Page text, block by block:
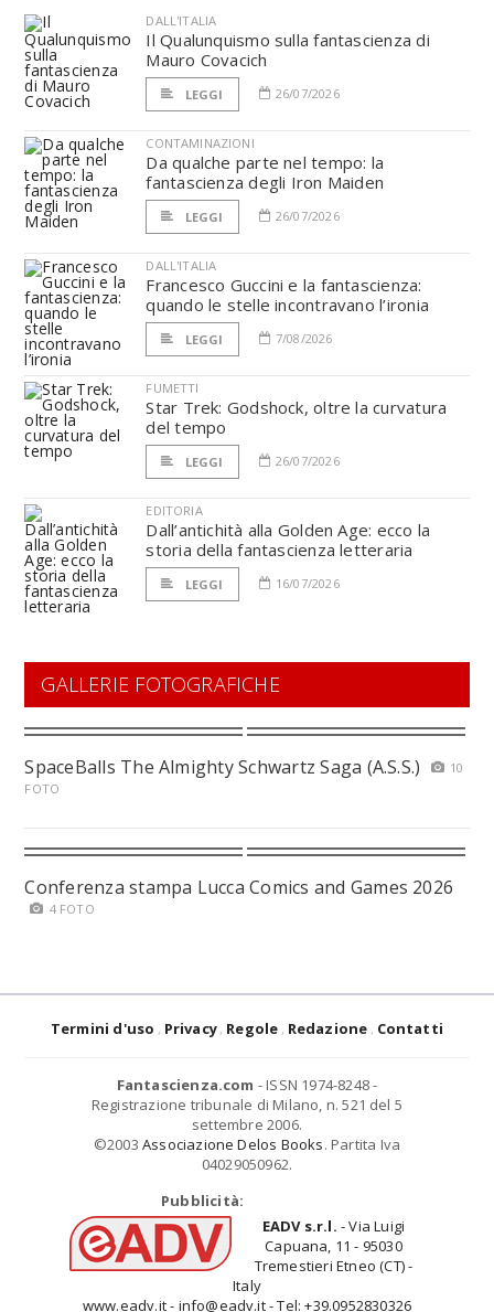
DALL'ITALIA
Il Qualunquismo sulla fantascienza di
Mauro Covacich
LEGGI 26/07/2026
CONTAMINAZIONI
Da qualche parte nel tempo: la
fantascienza degli Iron Maiden
LEGGI 26/07/2026
DALL'ITALIA
Francesco Guccini e la fantascienza:
quando le stelle incontravano l’ironia
LEGGI 7/08/2026
FUMETTI
Star Trek: Godshock, oltre la curvatura
del tempo
LEGGI 26/07/2026
EDITORIA
Dall’antichità alla Golden Age: ecco la
storia della fantascienza letteraria
LEGGI 16/07/2026
GALLERIE FOTOGRAFICHE
SpaceBalls The Almighty Schwartz Saga (A.S.S.)
10
FOTO
Conferenza stampa Lucca Comics and Games 2026
4 FOTO
Termini d'uso Privacy Regole Redazione Contatti
Fantascienza.com - ISSN 1974-8248 -
Registrazione tribunale di Milano, n. 521 del 5
settembre 2006.
©2003 Associazione Delos Books. Partita Iva
04029050962.
Pubblicità:
EADV s.r.l. - Via Luigi
Capuana, 11 - 95030
Tremestieri Etneo (CT) -
Italy
www.eadv.it - info@eadv.it - Tel: +39.0952830326